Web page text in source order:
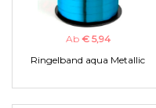
Ab € 5,94
Ringelband aqua Metallic